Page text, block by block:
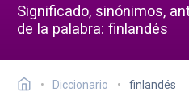
Significado, sinónimos,
de la palabra: finlandés
Diccionario finlandés